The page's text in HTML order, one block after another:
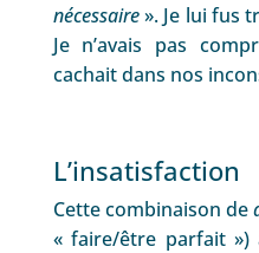
nécessaire». Je lui fus
Je n’avais pas
cachait dans nos
L’insatisfaction
Cette combinaison de
« faire/être parfait »)